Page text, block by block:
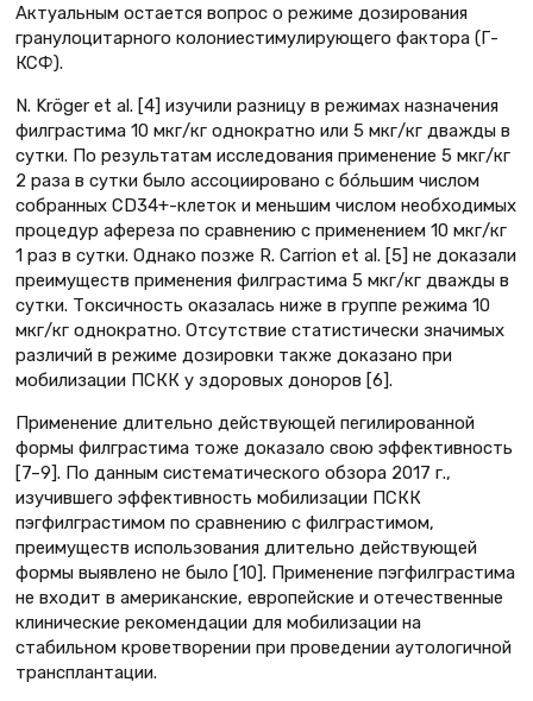
Актуальным остается вопрос о режиме дозирования
гранулоцитарного колониестимулирующего фактора (Г-
КСФ).
N. Kröger et al. [4] изучили разницу в режимах назначения
филграстима 10 мкг/кг однократно или 5 мкг/кг дважды в
сутки. По результатам исследования применение 5 мкг/кг
2 раза в сутки было ассоциировано с бóльшим числом
собранных CD34+-клеток и меньшим числом необходимых
процедур афереза по сравнению с применением 10 мкг/кг
1 раз в сутки. Однако позже R. Carrion et al. [5] не доказали
преимуществ применения филграстима 5 мкг/кг дважды в
сутки. Токсичность оказалась ниже в группе режима 10
мкг/кг однократно. Отсутствие статистически значимых
различий в режиме дозировки также доказано при
мобилизации ПСКК у здоровых доноров [6].
Применение длительно действующей пегилированной
формы филграстима тоже доказало свою эффективность
[7–9]. По данным систематического обзора 2017 г.,
изучившего эффективность мобилизации ПСКК
пэгфилграстимом по сравнению с филграстимом,
преимуществ использования длительно действующей
формы выявлено не было [10]. Применение пэгфилграстима
не входит в американские, европейские и отечественные
клинические рекомендации для мобилизации на
стабильном кроветворении при проведении аутологичной
трансплантации.